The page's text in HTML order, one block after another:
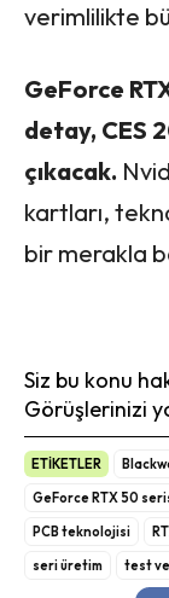
verimlilikte
GeForce
detay, CES
çıkacak.
kartları,
bir merakla
Siz bu konu
Görüşlerinizi
ETİKETLER
GeForce RTX 50
PCB teknolojisi
seri üretim
test